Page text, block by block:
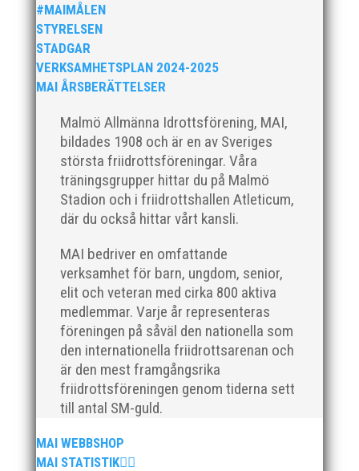
#MAIMÅLEN
STYRELSEN
STADGAR
VERKSAMHETSPLAN 2024-2025
MAI ÅRSBERÄTTELSER
Malmö Allmänna Idrottsförening, MAI,
bildades 1908 och är en av Sveriges
största friidrottsföreningar. Våra
träningsgrupper hittar du på Malmö
Stadion och i friidrottshallen Atleticum,
där du också hittar vårt kansli.
MAI bedriver en omfattande
verksamhet för barn, ungdom, senior,
elit och veteran med cirka 800 aktiva
medlemmar. Varje år representeras
föreningen på såväl den nationella som
den internationella friidrottsarenan och
är den mest framgångsrika
friidrottsföreningen genom tiderna sett
till antal SM-guld.
MAI WEBBSHOP
MAI STATISTIK